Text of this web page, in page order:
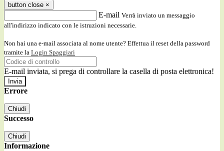
button close ×
E-mail Verrà inviato un messaggio
all'indirizzo indicato con le istruzioni necessarie.
Non hai una e-mail associata al nome utente? Effettua il reset della password
tramite la Login Spaggiari
E-mail inviata, si prega di controllare la casella di posta elettronica!
Errore
Chiudi
Successo
Chiudi
Informazione